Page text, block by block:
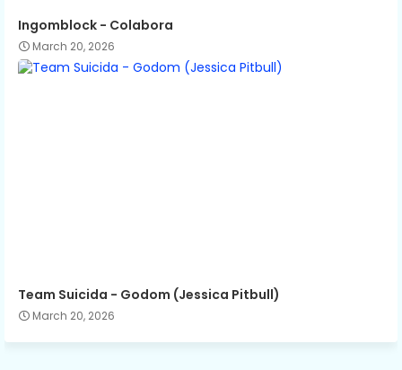
Ingomblock - Colabora
March 20, 2026
Team Suicida - Godom (Jessica Pitbull)
March 20, 2026